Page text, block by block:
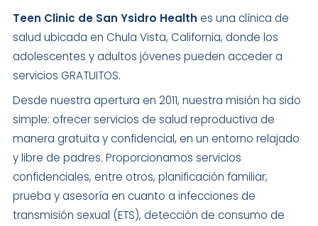
Teen Clinic de San Ysidro Health es una clínica de
salud ubicada en Chula Vista, California, donde los
adolescentes y adultos jóvenes pueden acceder a
servicios GRATUITOS.
Desde nuestra apertura en 2011, nuestra misión ha sido
simple: ofrecer servicios de salud reproductiva de
manera gratuita y confidencial, en un entorno relajado
y libre de padres. Proporcionamos servicios
confidenciales, entre otros, planificación familiar,
prueba y asesoría en cuanto a infecciones de
transmisión sexual (ETS), detección de consumo de